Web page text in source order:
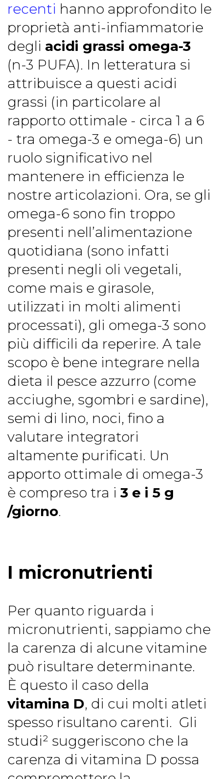
recenti hanno approfondito le
proprietà anti-infiammatorie
degli acidi grassi omega-3
(n-3 PUFA). In letteratura si
attribuisce a questi acidi
grassi (in particolare al
rapporto ottimale - circa 1 a 6
- tra omega-3 e omega-6) un
ruolo significativo nel
mantenere in efficienza le
nostre articolazioni. Ora, se gli
omega-6 sono fin troppo
presenti nell’alimentazione
quotidiana (sono infatti
presenti negli oli vegetali,
come mais e girasole,
utilizzati in molti alimenti
processati), gli omega-3 sono
più difficili da reperire. A tale
scopo è bene integrare nella
dieta il pesce azzurro (come
acciughe, sgombri e sardine),
semi di lino, noci, fino a
valutare integratori
altamente purificati. Un
apporto ottimale di omega-3
è compreso tra i 3 e i 5 g
/giorno.
I micronutrienti
Per quanto riguarda i
micronutrienti, sappiamo che
la carenza di alcune vitamine
può risultare determinante.
È questo il caso della
vitamina D, di cui molti atleti
spesso risultano carenti. Gli
studi² suggeriscono che la
carenza di vitamina D possa